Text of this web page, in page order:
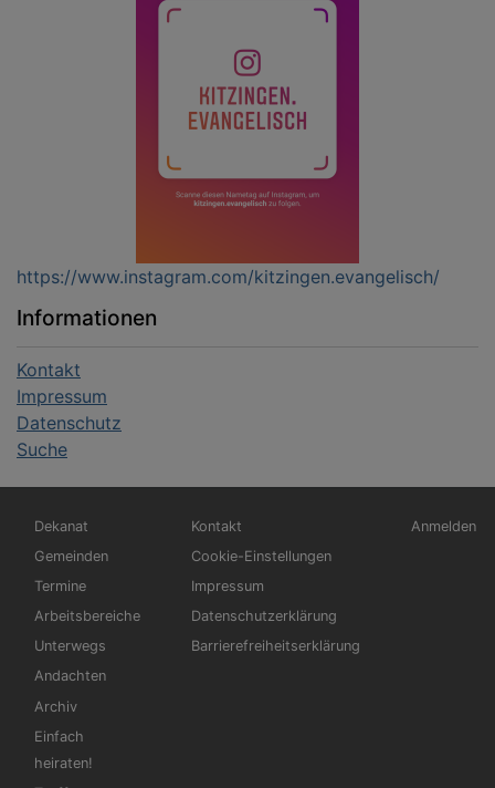
https://www.instagram.com/kitzingen.evangelisch/
Informationen
Kontakt
Impressum
Datenschutz
Suche
Hauptnavigation
Dekanat
Gemeinden
Termine
Arbeitsbereiche
Unterwegs
Andachten
Archiv
Einfach
heiraten!
Fußbereichsmenü
Kontakt
Cookie-Einstellungen
Impressum
Datenschutzerklärung
Barrierefreiheitserklärung
Anmelden